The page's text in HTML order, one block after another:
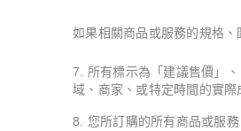
如果相關商品或服務的規格、
所有標示為「建議售價」
域、商家、或特定時間的實際
您所訂購的所有商品或服